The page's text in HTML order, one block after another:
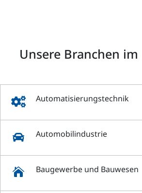
Unsere Branchen
 Automatisierungstechnik
 Automobilindustrie
 Baugewerbe und Bauwesen